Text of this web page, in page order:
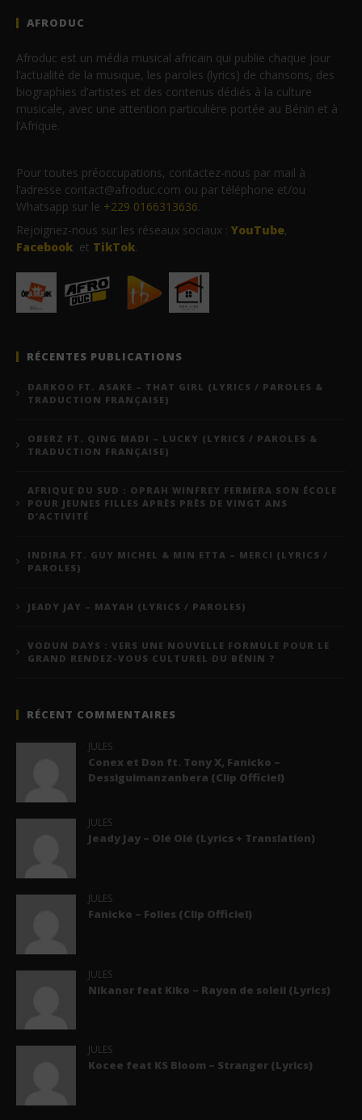
AFRODUC
Afroduc est un média musical africain qui publie chaque jour
l’actualité de la musique, les paroles (lyrics) de chansons, des
biographies d’artistes et des contenus dédiés à la culture
musicale, avec une attention particulière portée au Bénin et à
l’Afrique.
Pour toutes préoccupations, contactez-nous par mail à
l’adresse contact@afroduc.com ou par téléphone et/ou
Whatsapp sur le +229 0166313636.
Rejoignez-nous sur les réseaux sociaux : YouTube,
Facebook et TikTok.
RÉCENTES PUBLICATIONS
DARKOO FT. ASAKE – THAT GIRL (LYRICS / PAROLES &
TRADUCTION FRANÇAISE)
OBERZ FT. QING MADI – LUCKY (LYRICS / PAROLES &
TRADUCTION FRANÇAISE)
AFRIQUE DU SUD : OPRAH WINFREY FERMERA SON ÉCOLE
POUR JEUNES FILLES APRÈS PRÈS DE VINGT ANS
D’ACTIVITÉ
INDIRA FT. GUY MICHEL & MIN ETTA – MERCI (LYRICS /
PAROLES)
JEADY JAY – MAYAH (LYRICS / PAROLES)
VODUN DAYS : VERS UNE NOUVELLE FORMULE POUR LE
GRAND RENDEZ-VOUS CULTUREL DU BÉNIN ?
RÉCENT COMMENTAIRES
JULES
Conex et Don ft. Tony X, Fanicko –
Dessiguimanzanbera (Clip Officiel)
JULES
Jeady Jay – Olé Olé (Lyrics + Translation)
JULES
Fanicko – Folies (Clip Officiel)
JULES
Nikanor feat Kiko – Rayon de soleil (Lyrics)
JULES
Kocee feat KS Bloom – Stranger (Lyrics)